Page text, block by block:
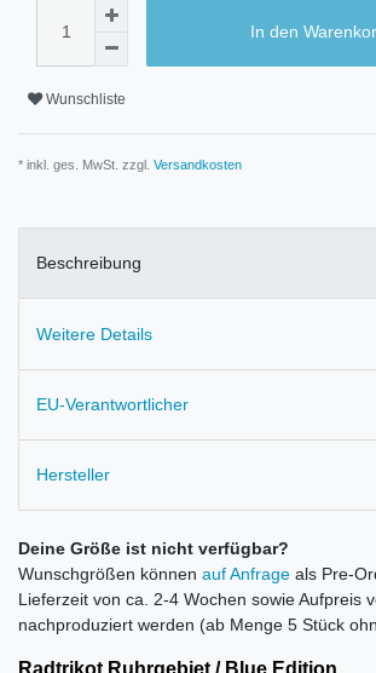
In den
Wunschliste
* inkl. ges. MwSt. zzgl. Versandkosten
Beschreibung
Weitere Details
EU-Verantwortlicher
Hersteller
Deine Größe ist nicht verfügbar?
Wunschgrößen können auf Anfrage als Pre-
Lieferzeit von ca. 2-4 Wochen sowie Aufpreis
nachproduziert werden (ab Menge 5 Stück